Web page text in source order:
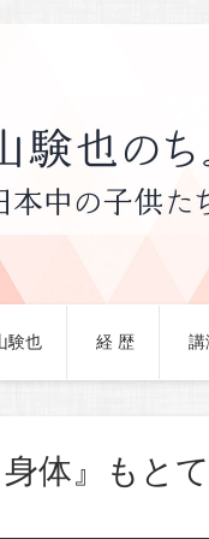
験也 経 歴 講
体』もと